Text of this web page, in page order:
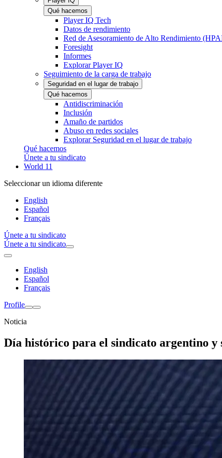
Qué hacemos
Player IQ Tech
Datos de rendimiento
Red de Asesoramiento de Alto Rendimiento
Foresight
Informes
Explorar Player IQ
Seguimiento de la carga de trabajo
Seguridad en el lugar de trabajo
Qué hacemos
Antidiscriminación
Inclusión
Amaño de partidos
Abuso en redes sociales
Explorar Seguridad en el lugar de trabajo
Qué hacemos
Únete a tu sindicato
World 11
Seleccionar un idioma diferente
English
Español
Français
Únete a tu sindicato
Únete a tu sindicato
English
Español
Français
Profile
Noticia
Día histórico para el sindicato argentino